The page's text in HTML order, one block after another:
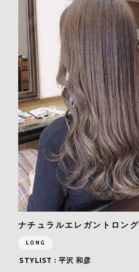
ナチュラルエレガントロング
LONG
STYLIST : 平沢 和彦